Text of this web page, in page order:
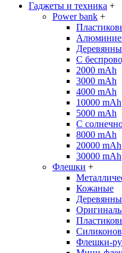
Гаджеты и техника +
Power bank +
С
2000 mAh
3000 mAh
4000 mAh
10000 mAh
5000 mAh
С
8000 mAh
20000 mAh
30000 mAh
Флешки +
Кожаные
Флешки-